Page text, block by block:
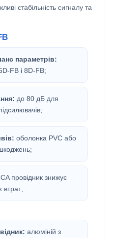
стабільність сигналу та
параметрів:
FB і 8D-FB;
до 80 дБ для
оболонка PVC або
провідник знижує
втрат;
алюміній з